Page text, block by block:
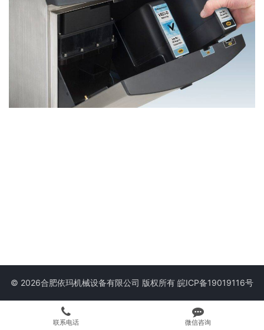
© 2026合肥依玛机械设备有限公司 版权所有 皖ICP备19019116号
联系电话 微信咨询